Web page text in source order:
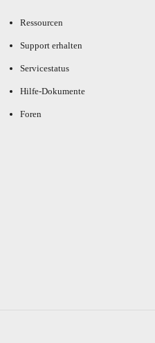
Ressourcen
Support erhalten
Servicestatus
Hilfe-Dokumente
Foren